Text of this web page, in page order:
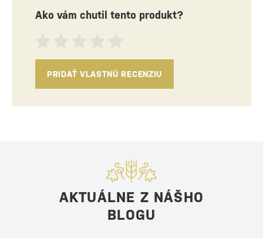
Ako vám chutil tento produkt?
PRIDAŤ VLASTNÚ RECENZIU
AKTUÁLNE Z NÁŠHO
BLOGU